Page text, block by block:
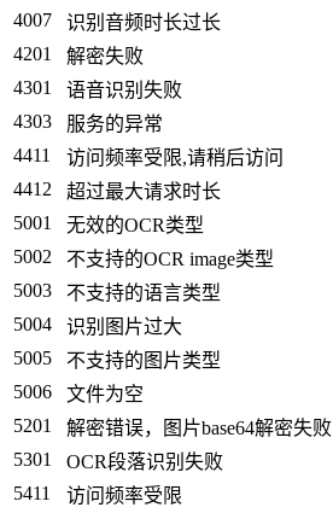
4007
识别音频时长过长
4201
解密失败
4301
语音识别失败
4303
服务的异常
4411
访问频率受限,请稍后访问
4412
超过最大请求时长
5001
无效的OCR类型
5002
不支持的OCR image类型
5003
不支持的语言类型
5004
识别图片过大
5005
不支持的图片类型
5006
文件为空
5201
解密错误，图片base64解密失败
5301
OCR段落识别失败
5411
访问频率受限